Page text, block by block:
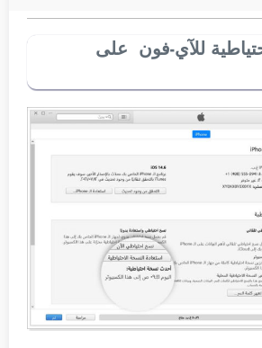
للآي-فون على